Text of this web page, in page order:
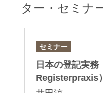
ター・セミナ
セミナー
日本の登記実
Registerpraxis）